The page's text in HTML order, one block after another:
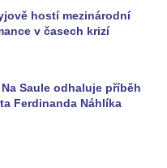
Kristus
hostí mezinárodní
v časech krizí
Saule odhaluje příběh
Ferdinanda Náhlíka